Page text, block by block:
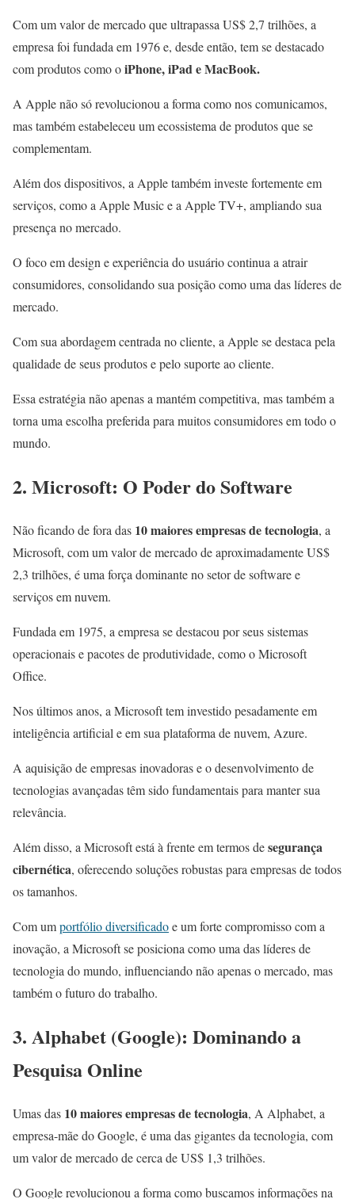
Com um valor de mercado que ultrapassa US$ 2,7 trilhões, a
empresa foi fundada em 1976 e, desde então, tem se destacado
com produtos como oiPhone, iPad e MacBook.
A Apple não só revolucionou a forma como nos comunicamos,
mas também estabeleceu um ecossistema de produtos que se
complementam.
Além dos dispositivos, a Apple também investe fortemente em
serviços, como a Apple Music e a Apple TV+, ampliando sua
presença no mercado.
O foco em design e experiência do usuário continua a atrair
consumidores, consolidando sua posição como uma das líderes de
mercado.
Com sua abordagem centrada no cliente, a Apple se destaca pela
qualidade de seus produtos e pelo suporte ao cliente.
Essa estratégia não apenas a mantém competitiva, mas também a
torna uma escolha preferida para muitos consumidores em todo o
mundo.
2. Microsoft: O Poder do Software
Não ficando de fora das 10 maiores empresas de tecnologia, a
Microsoft, com um valor de mercado de aproximadamente US$
2,3 trilhões, é uma força dominante no setor de software e
serviços em nuvem.
Fundada em 1975, a empresa se destacou por seus sistemas
operacionais e pacotes de produtividade, como o Microsoft
Office.
Nos últimos anos, a Microsoft tem investido pesadamente em
inteligência artificial e em sua plataforma de nuvem, Azure.
A aquisição de empresas inovadoras e o desenvolvimento de
tecnologias avançadas têm sido fundamentais para manter sua
relevância.
Além disso, a Microsoft está à frente em termos desegurança
cibernética, oferecendo soluções robustas para empresas de todos
os tamanhos.
Com umportfólio diversificadoe um forte compromisso com a
inovação, a Microsoft se posiciona como uma das líderes de
tecnologia do mundo, influenciando não apenas o mercado, mas
também o futuro do trabalho.
3. Alphabet (Google): Dominando a
Pesquisa Online
Umas das 10 maiores empresas de tecnologia, A Alphabet, a
empresa-mãe do Google, é uma das gigantes da tecnologia, com
um valor de mercado de cerca de US$ 1,3 trilhões.
O Google revolucionou a forma como buscamos informações na